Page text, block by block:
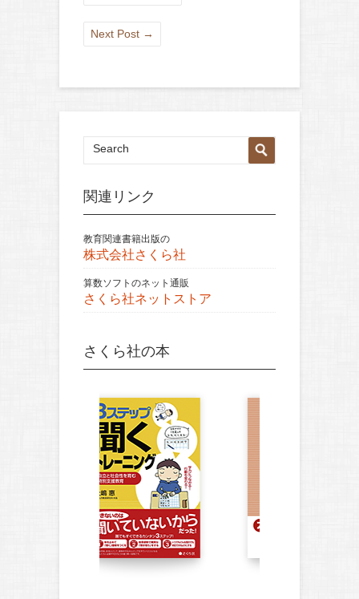
Next Post →
関連リンク
教育関連書籍出版の
株式会社さくら社
算数ソフトのネット通販
さくら社ネットストア
さくら社の本